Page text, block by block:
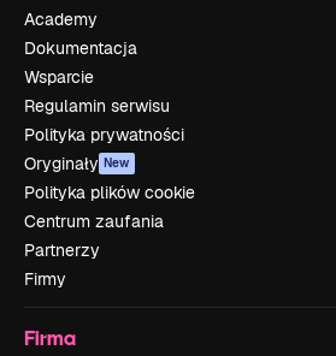
Academy
Dokumentacja
Wsparcie
Regulamin serwisu
Polityka prywatności
Oryginały New
Polityka plików cookie
Centrum zaufania
Partnerzy
Firmy
Firma